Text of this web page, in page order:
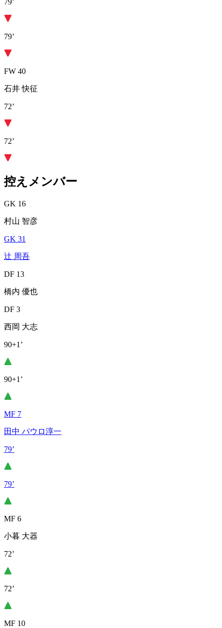
79’
79’
FW 40
石井 快征
72’
72’
控えメンバー
GK 16
村山 智彦
GK 31
辻 周吾
DF 13
橋内 優也
DF 3
西岡 大志
90+1’
90+1’
MF 7
田中 パウロ淳一
79’
79’
MF 6
小暮 大器
72’
72’
MF 10